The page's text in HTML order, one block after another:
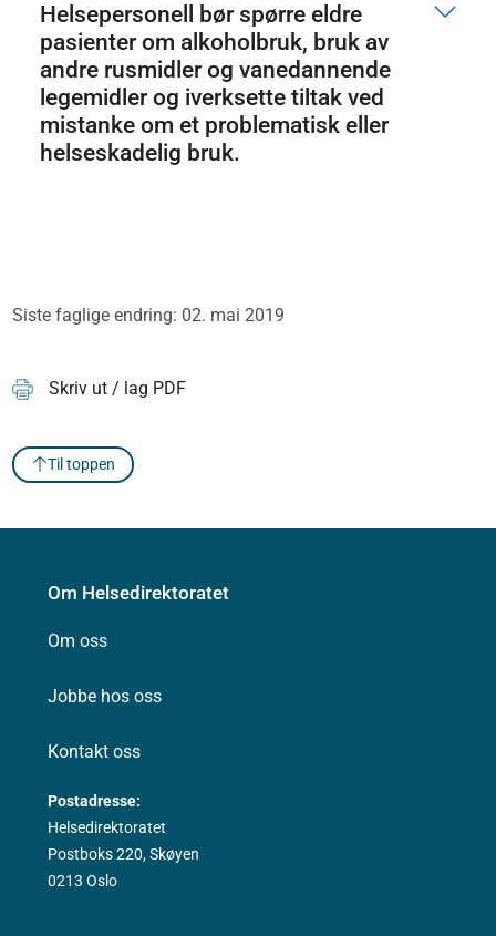
Helsepersonell bør spørre eldre
pasienter om alkoholbruk, bruk av
andre rusmidler og vanedannende
legemidler og iverksette tiltak ved
mistanke om et problematisk eller
helseskadelig bruk.
Siste faglige endring: 02. mai 2019
Skriv ut / lag PDF
Til toppen
Om Helsedirektoratet
Om oss
Jobbe hos oss
Kontakt oss
Postadresse:
Helsedirektoratet
Postboks 220, Skøyen
0213 Oslo